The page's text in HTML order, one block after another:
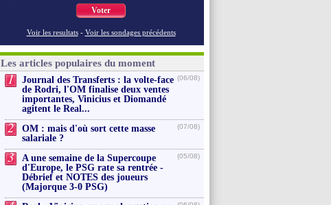
Voter
Voir les resultats - Voir les sondages précédents
Les articles populaires du moment
1
Journal des Transferts : la volte-face
de Rodri, l'OM finalise deux ventes
importantes, Vinicius et Diomandé
agitent le Real...
(06/08)
2
OM : mais d'où sort cette masse
salariale ?
(07/08)
3
A une semaine de la Supercoupe
d'Europe, le PSG rate sa rentrée -
Débrief et NOTES des joueurs
(Majorque 3-0 PSG)
(05/08)